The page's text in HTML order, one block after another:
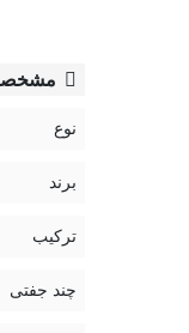
نوع
برند
ترکیب
چند جفتی